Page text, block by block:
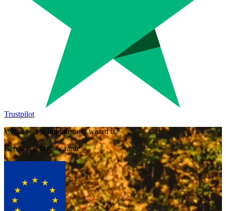
Trustpilot
Weten wat je huidige auto waard is?
Bereken je inruilwaarde